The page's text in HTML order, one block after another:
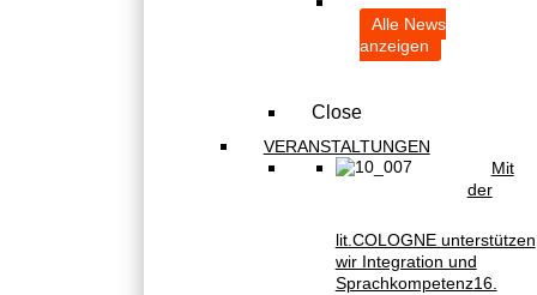
Alle News
anzeigen
Close
VERANSTALTUNGEN
Mit
der
lit.COLOGNE unterstützen
wir Integration und
Sprachkompetenz16.